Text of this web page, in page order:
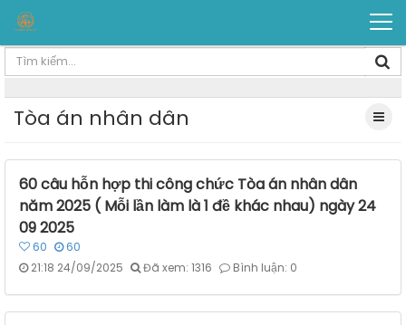
Tòa án nhân dân
60 câu hỗn hợp thi công chức Tòa án nhân dân
năm 2025 ( Mỗi lần làm là 1 đề khác nhau) ngày 24
09 2025
60
60
21:18 24/09/2025
Đã xem: 1316 Bình luận: 0